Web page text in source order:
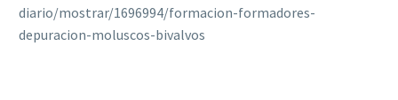
diario/mostrar/1696994/formacion-formadores-
depuracion-moluscos-bivalvos